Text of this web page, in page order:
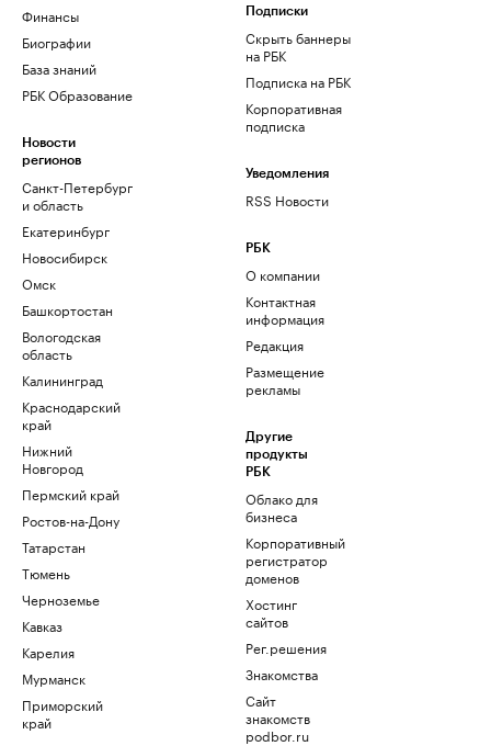
Финансы
Биографии
База знаний
РБК Образование
Новости
регионов
Санкт-Петербург
и область
Екатеринбург
Новосибирск
Омск
Башкортостан
Вологодская
область
Калининград
Краснодарский
край
Нижний
Новгород
Пермский край
Ростов-на-Дону
Татарстан
Тюмень
Черноземье
Кавказ
Карелия
Мурманск
Приморский
край
Подписки
Скрыть баннеры
на РБК
Подписка на РБК
Корпоративная
подписка
Уведомления
RSS Новости
РБК
О компании
Контактная
информация
Редакция
Размещение
рекламы
Другие
продукты
РБК
Облако для
бизнеса
Корпоративный
регистратор
доменов
Хостинг
сайтов
Рег.решения
Знакомства
Сайт
знакомств
podbor.ru